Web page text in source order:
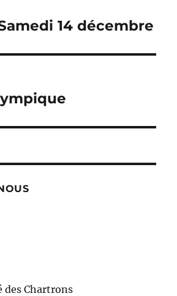
14 décembre
des Chartrons